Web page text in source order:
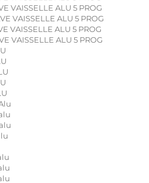
VAISSELLE ALU 5 PROG
VAISSELLE ALU 5 PROG
VAISSELLE ALU 5 PROG
VAISSELLE ALU 5 PROG